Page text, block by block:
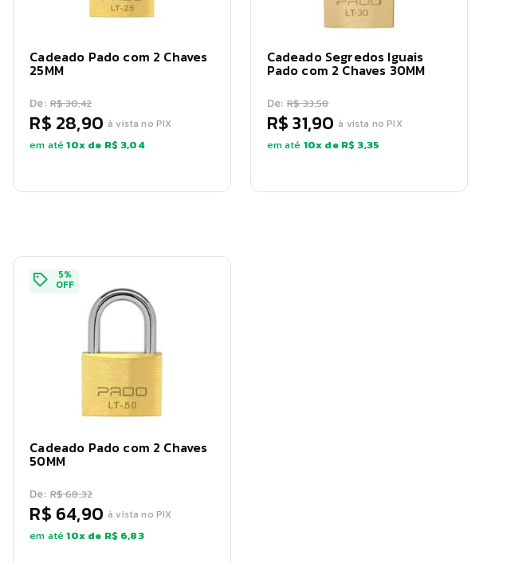
Cadeado Pado com 2 Chaves
25MM
De: R$ 30,42
R$ 28,90 à vista no PIX
em até10x de R$ 3,04
Cadeado Segredos Iguais
Pado com 2 Chaves 30MM
De: R$ 33,58
R$ 31,90 à vista no PIX
em até 10x de R$ 3,35
Cadeado Pado com 2 Chaves
50MM
De: R$ 68,32
R$ 64,90 à vista no PIX
em até10x de R$ 6,83
5%
OFF